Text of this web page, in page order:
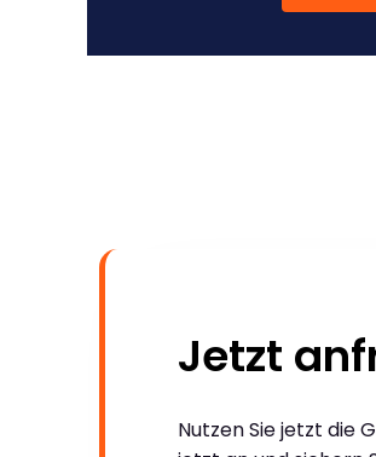
Jetzt
Nutzen Sie jetzt die